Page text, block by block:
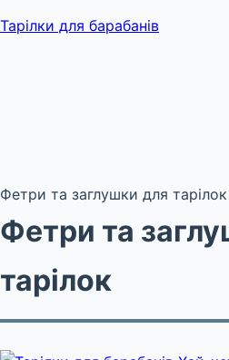
Тарілки для барабанів
Фетри та заглушки для тарілок
Фетри та
тарілок